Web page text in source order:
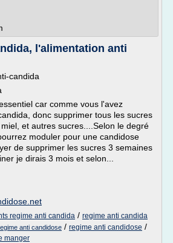
l'alimentation anti
candida
car comme vous l'avez
donc supprimer tous les sucres
et autres sucres....Selon le degré
moduler pour une candidose
de supprimer les sucres 3 semaines
je dirais 3 mois et selon...
regime anti candida / regime anti candida
anti candidose / regime anti candidose /
manger